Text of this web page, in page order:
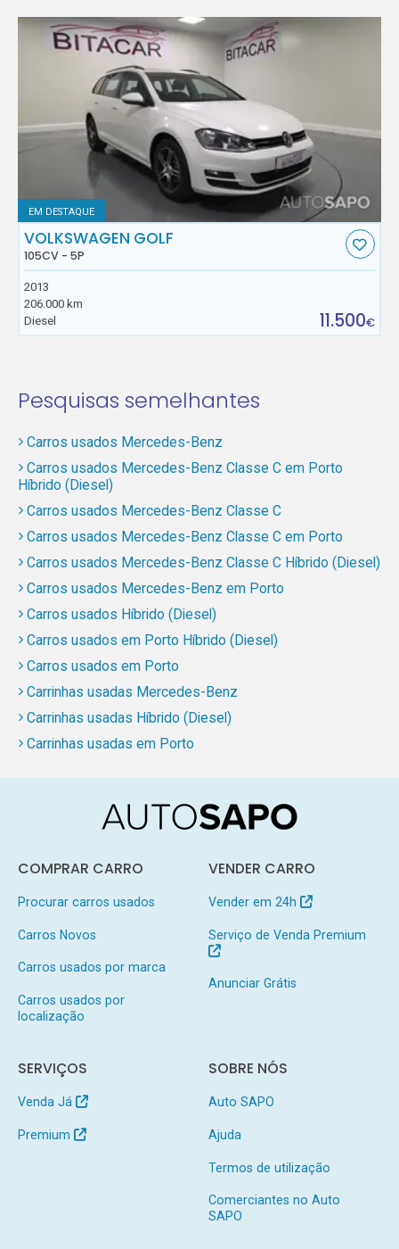
EM DESTAQUE
VOLKSWAGEN GOLF
105CV - 5P
2013
206.000 km
Diesel
11.500€
Pesquisas semelhantes
Carros usados Mercedes-Benz
Carros usados Mercedes-Benz Classe C em Porto
Híbrido (Diesel)
Carros usados Mercedes-Benz Classe C
Carros usados Mercedes-Benz Classe C em Porto
Carros usados Mercedes-Benz Classe C Híbrido (Diesel)
Carros usados Mercedes-Benz em Porto
Carros usados Híbrido (Diesel)
Carros usados em Porto Híbrido (Diesel)
Carros usados em Porto
Carrinhas usadas Mercedes-Benz
Carrinhas usadas Híbrido (Diesel)
Carrinhas usadas em Porto
COMPRAR CARRO
Procurar carros usados
Carros Novos
Carros usados por marca
Carros usados por
localização
VENDER CARRO
Vender em 24h
Serviço de Venda Premium
Anunciar Grátis
SERVIÇOS
Venda Já
Premium
SOBRE NÓS
Auto SAPO
Ajuda
Termos de utilização
Comerciantes no Auto
SAPO